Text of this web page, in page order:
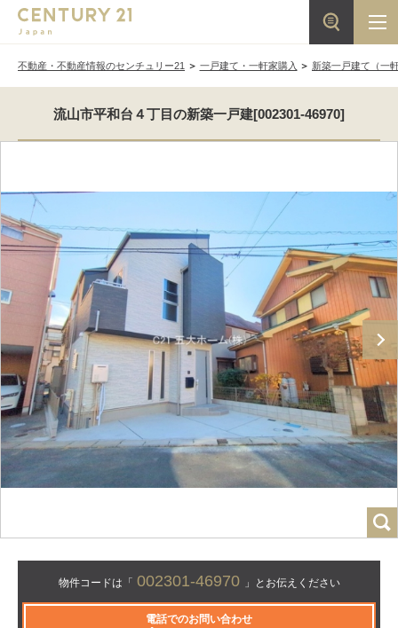
不動産・不動産情報のセンチュリー21 一戸建て・一軒家購入 新築一戸建て（一
流山市平和台４丁目の新築一戸建[002301-46970]
物件コードは「 002301-46970 」とお伝えください
電話でのお問い合わせ